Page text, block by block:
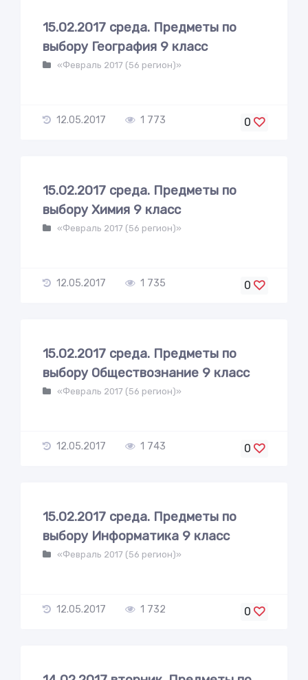
15.02.2017 среда. Предметы по
выбору География 9 класс
«Февраль 2017 (56 регион)»
12.05.2017 1 773 0
15.02.2017 среда. Предметы по
выбору Химия 9 класс
«Февраль 2017 (56 регион)»
12.05.2017 1 735 0
15.02.2017 среда. Предметы по
выбору Обществознание 9 класс
«Февраль 2017 (56 регион)»
12.05.2017 1 743 0
15.02.2017 среда. Предметы по
выбору Информатика 9 класс
«Февраль 2017 (56 регион)»
12.05.2017 1 732 0